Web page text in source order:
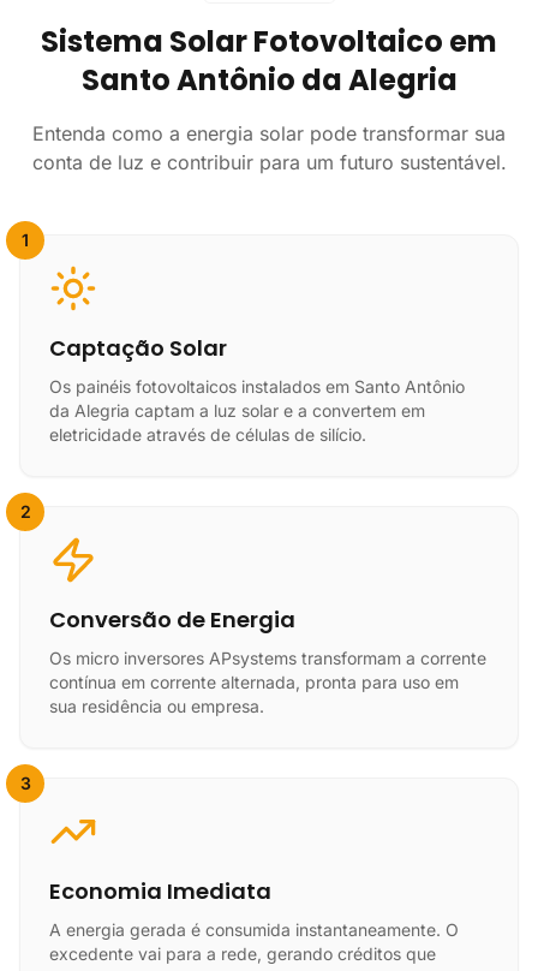
Sistema Solar Fotovoltaico em
Santo Antônio da Alegria
Entenda como a energia solar pode transformar sua
conta de luz e contribuir para um futuro sustentável.
1
Captação Solar
Os painéis fotovoltaicos instalados em Santo Antônio
da Alegria captam a luz solar e a convertem em
eletricidade através de células de silício.
2
Conversão de Energia
Os micro inversores APsystems transformam a corrente
contínua em corrente alternada, pronta para uso em
sua residência ou empresa.
3
Economia Imediata
A energia gerada é consumida instantaneamente. O
excedente vai para a rede, gerando créditos que